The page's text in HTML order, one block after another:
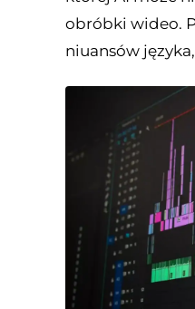
obróbki wideo.
niuansów